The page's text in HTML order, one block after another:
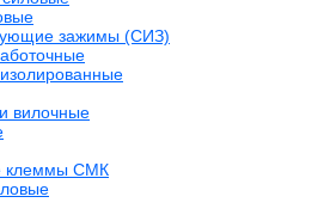
зажимы (СИЗ)
вилочные
клеммы СМК